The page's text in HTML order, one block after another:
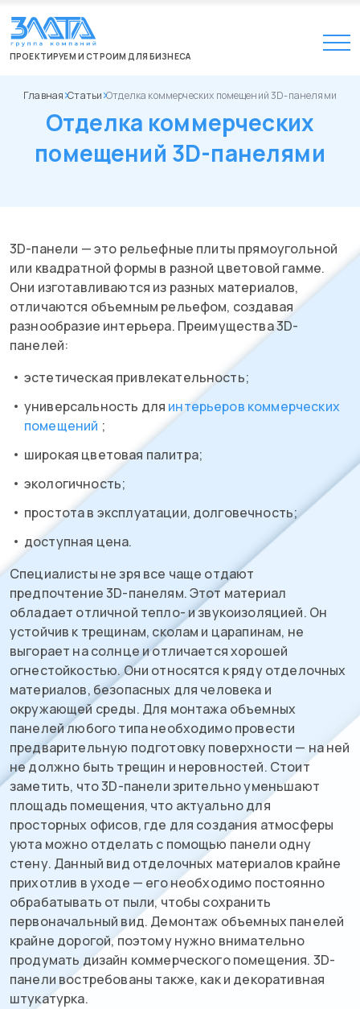
ПРОЕКТИРУЕМ И СТРОИМ ДЛЯ БИЗНЕСА
Главная Статьи Отделка коммерческих помещений 3D-панелями
Отделка коммерческих
помещений 3D-панелями
3D-панели — это рельефные плиты прямоугольной
или квадратной формы в разной цветовой гамме.
Они изготавливаются из разных материалов,
отличаются объемным рельефом, создавая
разнообразие интерьера. Преимущества 3D-
панелей:
эстетическая привлекательность;
универсальность для интерьеров коммерческих
помещений ;
широкая цветовая палитра;
экологичность;
простота в эксплуатации, долговечность;
доступная цена.
Специалисты не зря все чаще отдают
предпочтение 3D-панелям. Этот материал
обладает отличной тепло- и звукоизоляцией. Он
устойчив к трещинам, сколам и царапинам, не
выгорает на солнце и отличается хорошей
огнестойкостью. Они относятся к ряду отделочных
материалов, безопасных для человека и
окружающей среды. Для монтажа объемных
панелей любого типа необходимо провести
предварительную подготовку поверхности — на ней
не должно быть трещин и неровностей. Стоит
заметить, что 3D-панели зрительно уменьшают
площадь помещения, что актуально для
просторных офисов, где для создания атмосферы
уюта можно отделать с помощью панели одну
стену. Данный вид отделочных материалов крайне
прихотлив в уходе — его необходимо постоянно
обрабатывать от пыли, чтобы сохранить
первоначальный вид. Демонтаж объемных панелей
крайне дорогой, поэтому нужно внимательно
продумать дизайн коммерческого помещения. 3D-
панели востребованы также, как и декоративная
штукатурка.